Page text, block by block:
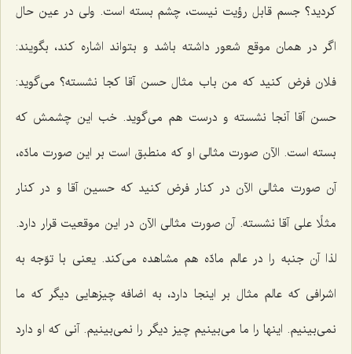
كردید؟ جسم قابل رؤیت نیست، چشم بسته است. ولی در عین حال
اگر در همان موقع شعور داشته باشد و بتواند اشاره كند، بگویند:
فلان فرض كنید كه من باب مثال حسن آقا كجا نشسته؟ می‌گوید:
حسن آقا آنجا نشسته و درست هم می‌گوید. خب این چشمش كه
بسته است. الآن صورت مثالی او كه منطبق است بر این صورت مادّه،
آن صورت مثالی الآن در كنار فرض كنید كه حسین آقا و در كنار
مثلًا علی آقا نشسته. آن صورت مثالی الآن در این موقعیت قرار دارد.
لذا آن جنبه را در عالم مادّه هم مشاهده می‌كند. یعنی با توّجه به
اشرافی كه عالم مثال بر اینجا دارد، به اضافه چیزهایی دیگر كه ما
نمی‌بینیم. اینها را ما می‌بینیم چیز دیگر را نمی‌بینیم. آنی كه او دارد